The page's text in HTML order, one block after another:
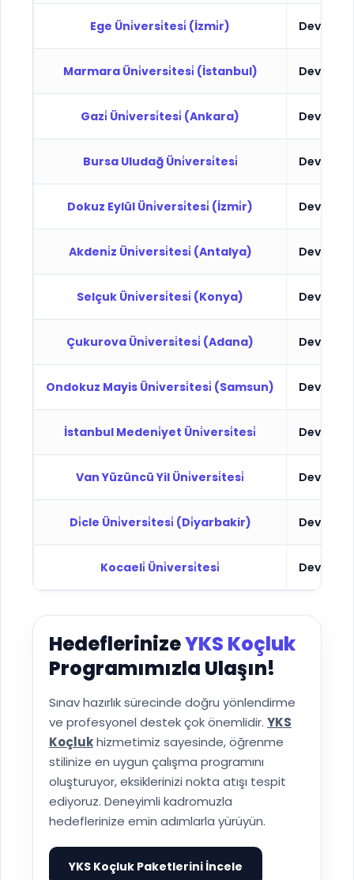
Ege Üni̇versi̇tesi̇ (İzmi̇r) Devlet
Marmara Üni̇versi̇tesi̇ (İstanbul) Devlet
Gazi̇ Üni̇versi̇tesi̇ (Ankara) Devlet
Bursa Uludağ Üni̇versi̇tesi̇ Devlet
Dokuz Eylül Üni̇versi̇tesi̇ (İzmi̇r) Devlet
Akdeni̇z Üni̇versi̇tesi̇ (Antalya) Devlet
Selçuk Üni̇versi̇tesi̇ (Konya) Devlet
Çukurova Üni̇versi̇tesi̇ (Adana) Devlet
Ondokuz Mayis Üni̇versi̇tesi̇ (Samsun) Devlet
İstanbul Medeni̇yet Üni̇versi̇tesi̇ Devlet
Van Yüzüncü Yil Üni̇versi̇tesi̇ Devlet
Di̇cle Üni̇versi̇tesi̇ (Di̇yarbakir) Devlet
Kocaeli̇ Üni̇versi̇tesi̇ Devlet
HedeflerinizeYKS Koçluk
Programımızla Ulaşın!
Sınav hazırlık sürecinde doğru yönlendirme
ve profesyonel destek çok önemlidir. YKS
Koçlukhizmetimiz sayesinde, öğrenme
stilinize en uygun çalışma programını
oluşturuyor, eksiklerinizi nokta atışı tespit
ediyoruz. Deneyimli kadromuzla
hedeflerinize emin adımlarla yürüyün.
YKS Koçluk Paketlerini İncele